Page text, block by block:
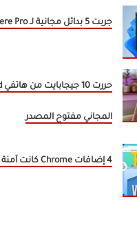
جربت 5 بدائل مجانية لـ Premiere Pro وهذا ما اعتمدته
المجاني مفتوح المصدر
4 إضافات Chrome كانت آمنة ثم أصبحت برامج ضارة